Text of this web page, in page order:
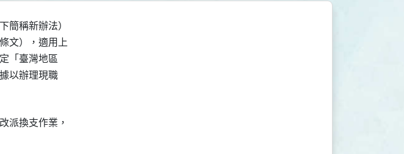
簡稱新辦法）
文），適用上
「臺灣地區
以辦理現職
派換支作業，